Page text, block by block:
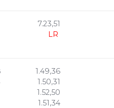
7.23,51
LR
1.49,36
1.50,31
1.52,50
1.51,34